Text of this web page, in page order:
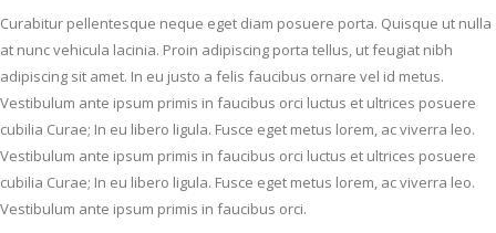
Curabitur pellentesque neque eget diam posuere porta. Quisque ut nulla
at nunc vehicula lacinia. Proin adipiscing porta tellus, ut feugiat nibh
adipiscing sit amet. In eu justo a felis faucibus ornare vel id metus.
Vestibulum ante ipsum primis in faucibus orci luctus et ultrices posuere
cubilia Curae; In eu libero ligula. Fusce eget metus lorem, ac viverra leo.
Vestibulum ante ipsum primis in faucibus orci luctus et ultrices posuere
cubilia Curae; In eu libero ligula. Fusce eget metus lorem, ac viverra leo.
Vestibulum ante ipsum primis in faucibus orci.